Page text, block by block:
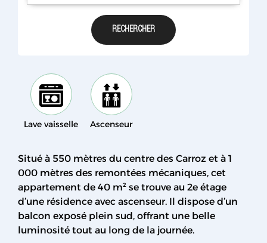
Lave vaisselle Ascenseur
Situé à 550 mètres du centre des Carroz et à 1
000 mètres des remontées mécaniques, cet
appartement de 40 m² se trouve au 2e étage
d’une résidence avec ascenseur. Il dispose d’un
balcon exposé plein sud, offrant une belle
luminosité tout au long de la journée.